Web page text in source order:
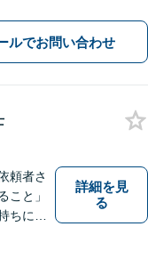
型の法律事務所
ルでお問い合わせ
頼者さ
こと」
ちに寄
詳細を見
る